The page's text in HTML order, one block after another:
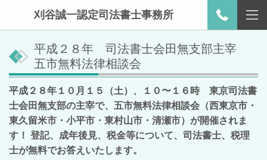
刈谷誠一認定司法書士事務所
平成２８年 司法書士会田無支部主宰
五市無料法律相談会
平成２８年１０月１５（土）、１０〜１６時 東京司法書
士会田無支部の主宰で、五市無料法律相談会（西東京市・
東久留米市・小平市・東村山市・清瀬市）が開催されま
す！ 登記、成年後見、税金等について、司法書士、税理
士が無料でお答えいたします。